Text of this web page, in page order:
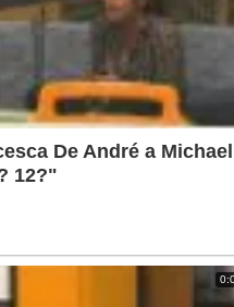
De André a Michael
12?"